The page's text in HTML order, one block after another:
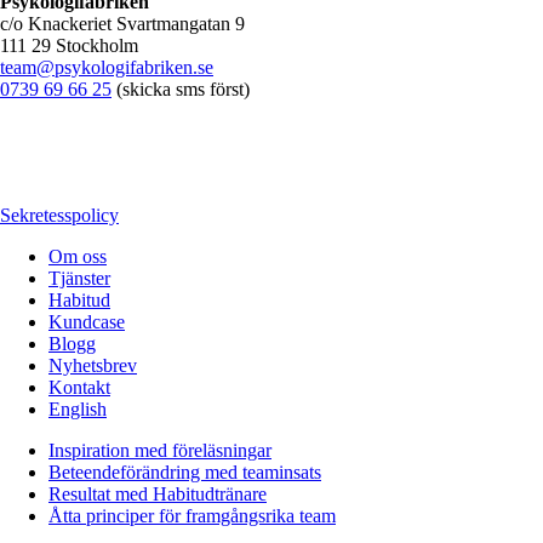
c/o Knackeriet Svartmangatan 9
111 29 Stockholm
team@psykologifabriken.se
0739 69 66 25 (skicka sms först)
Sekretesspolicy
Om oss
Tjänster
Habitud
Kundcase
Blogg
Nyhetsbrev
Kontakt
English
Inspiration med föreläsningar
Beteendeförändring med teaminsats
Resultat med Habitudtränare
Åtta principer för framgångsrika team